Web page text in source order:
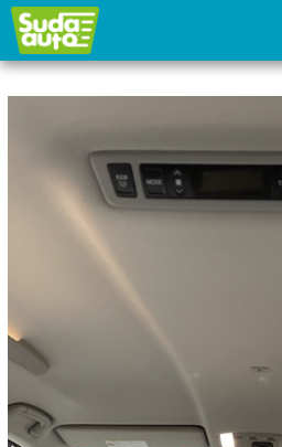
お車の板金塗装・車検整備ならスダ
TOP > 2020年